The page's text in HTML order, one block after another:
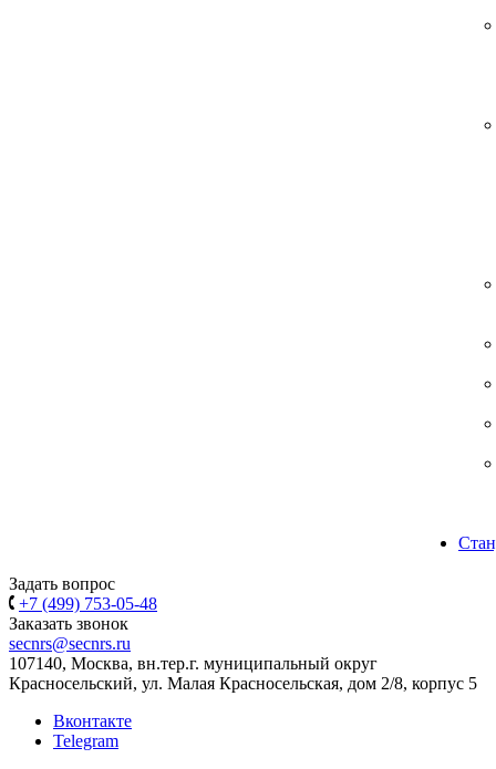
Задать вопрос
+7 (499) 753-05-48
Заказать звонок
secnrs@secnrs.ru
107140, Москва, вн.тер.г. муниципальный округ
Красносельский, ул. Малая Красносельская, дом 2/8, корпус 5
Вконтакте
Telegram